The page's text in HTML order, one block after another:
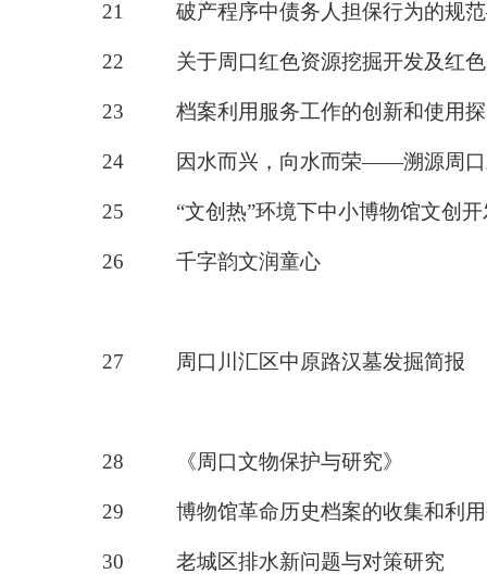
21 破产程序中债务人担保行为的规范
22 关于周口红色资源挖掘开发及红
23 档案利用服务工作的创新和使用
24 因水而兴，向水而荣——溯源周口
25 “文创热”环境下中小博物馆文创
26 千字韵文润童心
27 周口川汇区中原路汉墓发掘简报
28 《周口文物保护与研究》
29 博物馆革命历史档案的收集和利
30 老城区排水新问题与对策研究